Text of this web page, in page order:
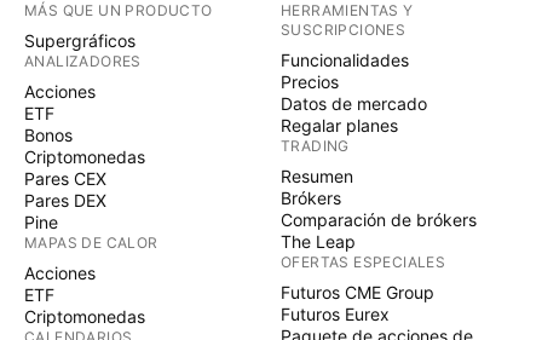
MÁS QUE UN PRODUCTO
Supergráficos
ANALIZADORES
Acciones
ETF
Bonos
Criptomonedas
Pares CEX
Pares DEX
Pine
MAPAS DE CALOR
Acciones
ETF
Criptomonedas
HERRAMIENTAS Y
SUSCRIPCIONES
Funcionalidades
Precios
Datos de mercado
Regalar planes
TRADING
Resumen
Brókers
Comparación de brókers
The Leap
OFERTAS ESPECIALES
Futuros CME Group
Futuros Eurex
Paquete de acciones de